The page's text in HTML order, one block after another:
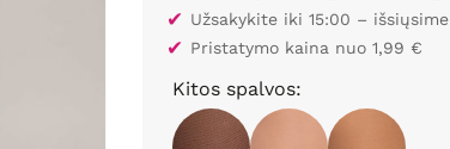
✔ Užsakykite iki 15:00 –
✔ Pristatymo kaina nuo 1,99 €
Kitos spalvos: